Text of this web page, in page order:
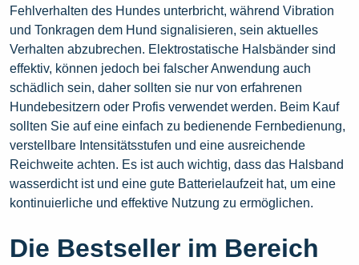
Fehlverhalten des Hundes unterbricht, während Vibration
und Tonkragen dem Hund signalisieren, sein aktuelles
Verhalten abzubrechen. Elektrostatische Halsbänder sind
effektiv, können jedoch bei falscher Anwendung auch
schädlich sein, daher sollten sie nur von erfahrenen
Hundebesitzern oder Profis verwendet werden. Beim Kauf
sollten Sie auf eine einfach zu bedienende Fernbedienung,
verstellbare Intensitätsstufen und eine ausreichende
Reichweite achten. Es ist auch wichtig, dass das Halsband
wasserdicht ist und eine gute Batterielaufzeit hat, um eine
kontinuierliche und effektive Nutzung zu ermöglichen.
Die Bestseller im Bereich